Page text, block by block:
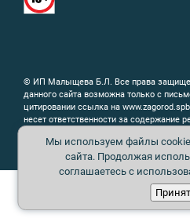
© ИП Малыщева Б.Л. Все права
данного сайта возможна только с
цитировании ссылка на
несет ответственности за содержание
лицензии. Перепечатка любых
издателя запрещена.
Мы используем файлы
сайта. Продолжая
соглашаетесь с